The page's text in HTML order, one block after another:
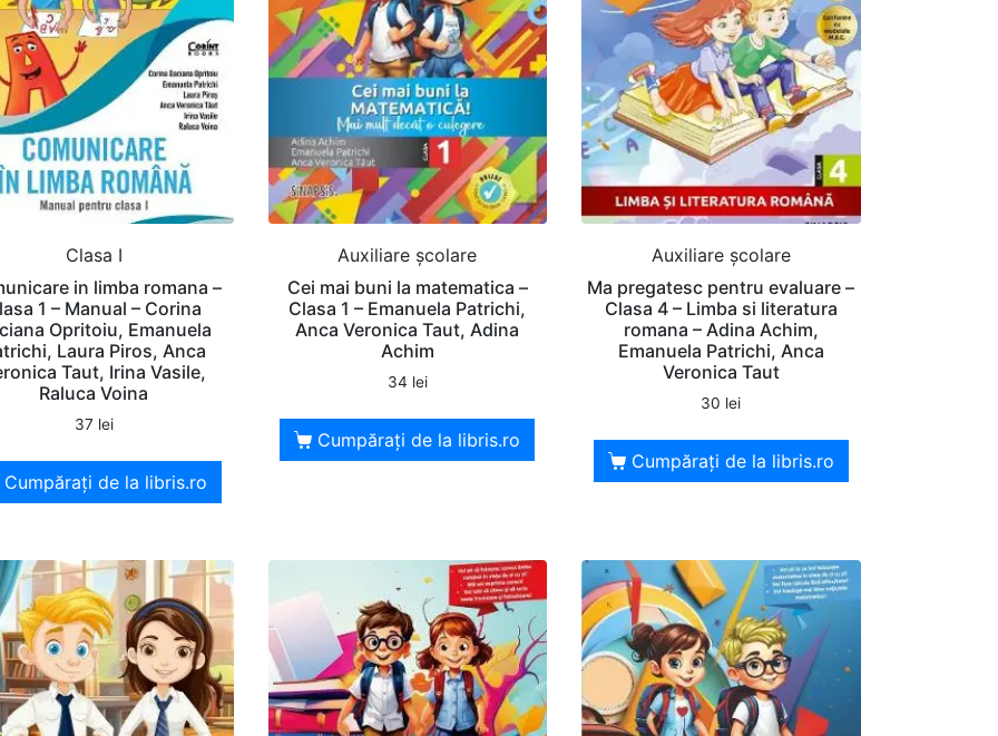
Clasa I
in limba romana –
1 – Manual – Corina
Opritoiu, Emanuela
Laura Piros, Anca
Taut, Irina Vasile,
Raluca Voina
37 lei
Cumpărați de la libris.ro
Auxiliare şcolare
Cei mai buni la matematica –
Clasa 1 – Emanuela Patrichi,
Anca Veronica Taut, Adina
Achim
34 lei
Cumpărați de la libris.ro
Auxiliare şcolare
Ma pregatesc pentru evaluare –
Clasa 4 – Limba si literatura
romana – Adina Achim,
Emanuela Patrichi, Anca
Veronica Taut
30 lei
Cumpărați de la libris.ro